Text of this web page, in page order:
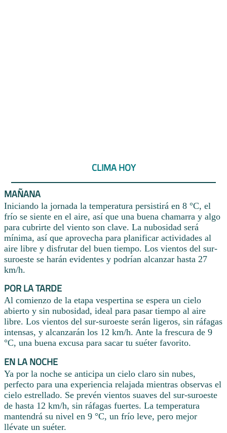
CLIMA HOY
MAÑANA
Iniciando la jornada la temperatura persistirá en 8 °C, el
frío se siente en el aire, así que una buena chamarra y algo
para cubrirte del viento son clave. La nubosidad será
mínima, así que aprovecha para planificar actividades al
aire libre y disfrutar del buen tiempo. Los vientos del sur-
suroeste se harán evidentes y podrían alcanzar hasta 27
km/h.
POR LA TARDE
Al comienzo de la etapa vespertina se espera un cielo
abierto y sin nubosidad, ideal para pasar tiempo al aire
libre. Los vientos del sur-suroeste serán ligeros, sin ráfagas
intensas, y alcanzarán los 12 km/h. Ante la frescura de 9
°C, una buena excusa para sacar tu suéter favorito.
EN LA NOCHE
Ya por la noche se anticipa un cielo claro sin nubes,
perfecto para una experiencia relajada mientras observas el
cielo estrellado. Se prevén vientos suaves del sur-suroeste
de hasta 12 km/h, sin ráfagas fuertes. La temperatura
mantendrá su nivel en 9 °C, un frío leve, pero mejor
llévate un suéter.